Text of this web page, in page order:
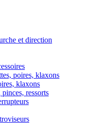
et direction
poires, klaxons
klaxons
ressorts